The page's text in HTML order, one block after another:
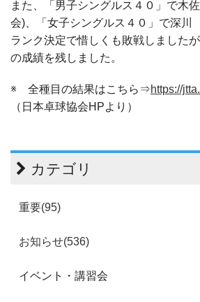
また、「男子シングルス４０」で木
会)、「女子シングルス４０」で深
ランク決定で惜しくも敗戦しました
の成績を残しました。
※ 全種目の結果はこちら⇒https://
（日本卓球協会HPより）
カテゴリ
重要(95)
お知らせ(536)
イベント・講習会